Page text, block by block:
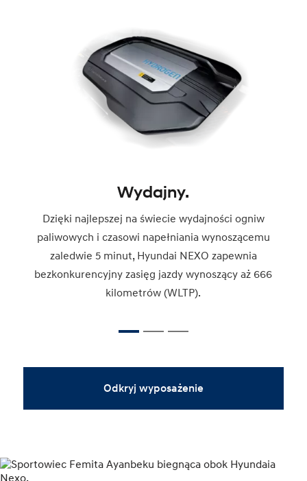
Wydajny.
Dzięki najlepszej na świecie wydajności ogniw
paliwowych i czasowi napełniania wynoszącemu
zaledwie 5 minut, Hyundai NEXO zapewnia
bezkonkurencyjny zasięg jazdy wynoszący aż 666
kilometrów (WLTP).
Odkryj wyposażenie